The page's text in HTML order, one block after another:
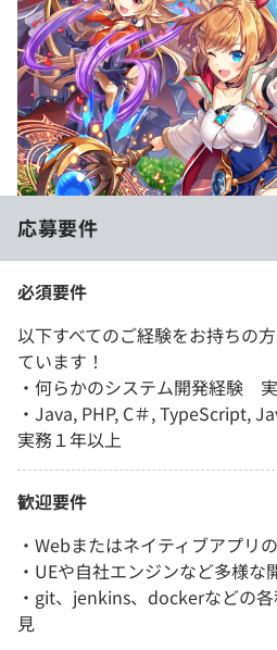
応募要件
必須要件
以下すべてのご経験をお持ちの
ています！
・何らかのシステム開発経験
・Java, PHP, C＃, TypeScript,
実務１年以上
歓迎要件
・Webまたはネイティブアプリ
・UEや自社エンジンなど多様な
・git、jenkins、dockerなどの
見